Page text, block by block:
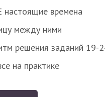
настоящие времена
между ними
решения заданий 19-
на практике